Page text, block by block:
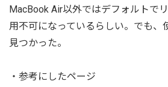
MacBook Air以外ではデフォルトで
用不可になっているらしい。でも、
見つかった。
・参考にしたページ